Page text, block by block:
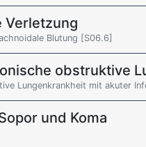
Verletzung
Blutung [S06.6]
obstruktive
Lungenkrankheit mit akuter
und Koma